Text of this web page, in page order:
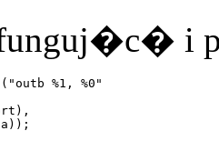
i
%1, %0"